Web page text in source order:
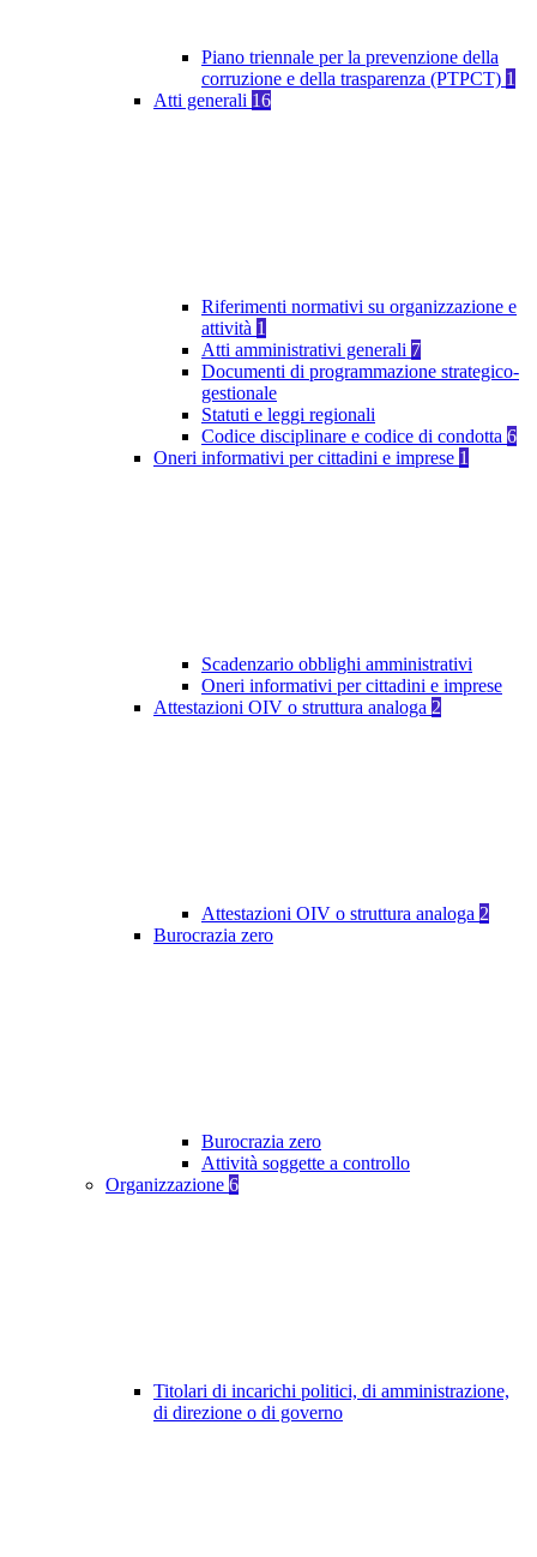
Piano triennale per la prevenzione della
corruzione e della trasparenza (PTPCT) 1
Atti generali 16
Riferimenti normativi su organizzazione e
attività 1
Atti amministrativi generali 7
Documenti di programmazione strategico-
gestionale
Statuti e leggi regionali
Codice disciplinare e codice di condotta 6
Oneri informativi per cittadini e imprese 1
Scadenzario obblighi amministrativi
Oneri informativi per cittadini e imprese
Attestazioni OIV o struttura analoga 2
Attestazioni OIV o struttura analoga 2
Burocrazia zero
Burocrazia zero
Attività soggette a controllo
Organizzazione 6
Titolari di incarichi politici, di amministrazione,
di direzione o di governo